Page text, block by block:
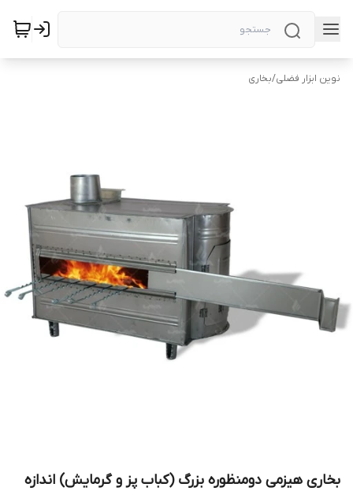
نوین ابزار فضلی/بخاری
بخاری هیزمی دومنظوره بزرگ (کباب پز و گرمایش) اندازه